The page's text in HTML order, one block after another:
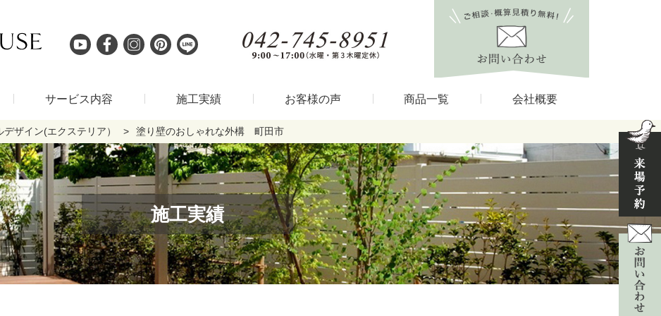
サービス内容 施工実績 お客様の声 商品一覧 会社概要
デザイン(エクステリア） 塗り壁のおしゃれな外構 町田市
施工実績